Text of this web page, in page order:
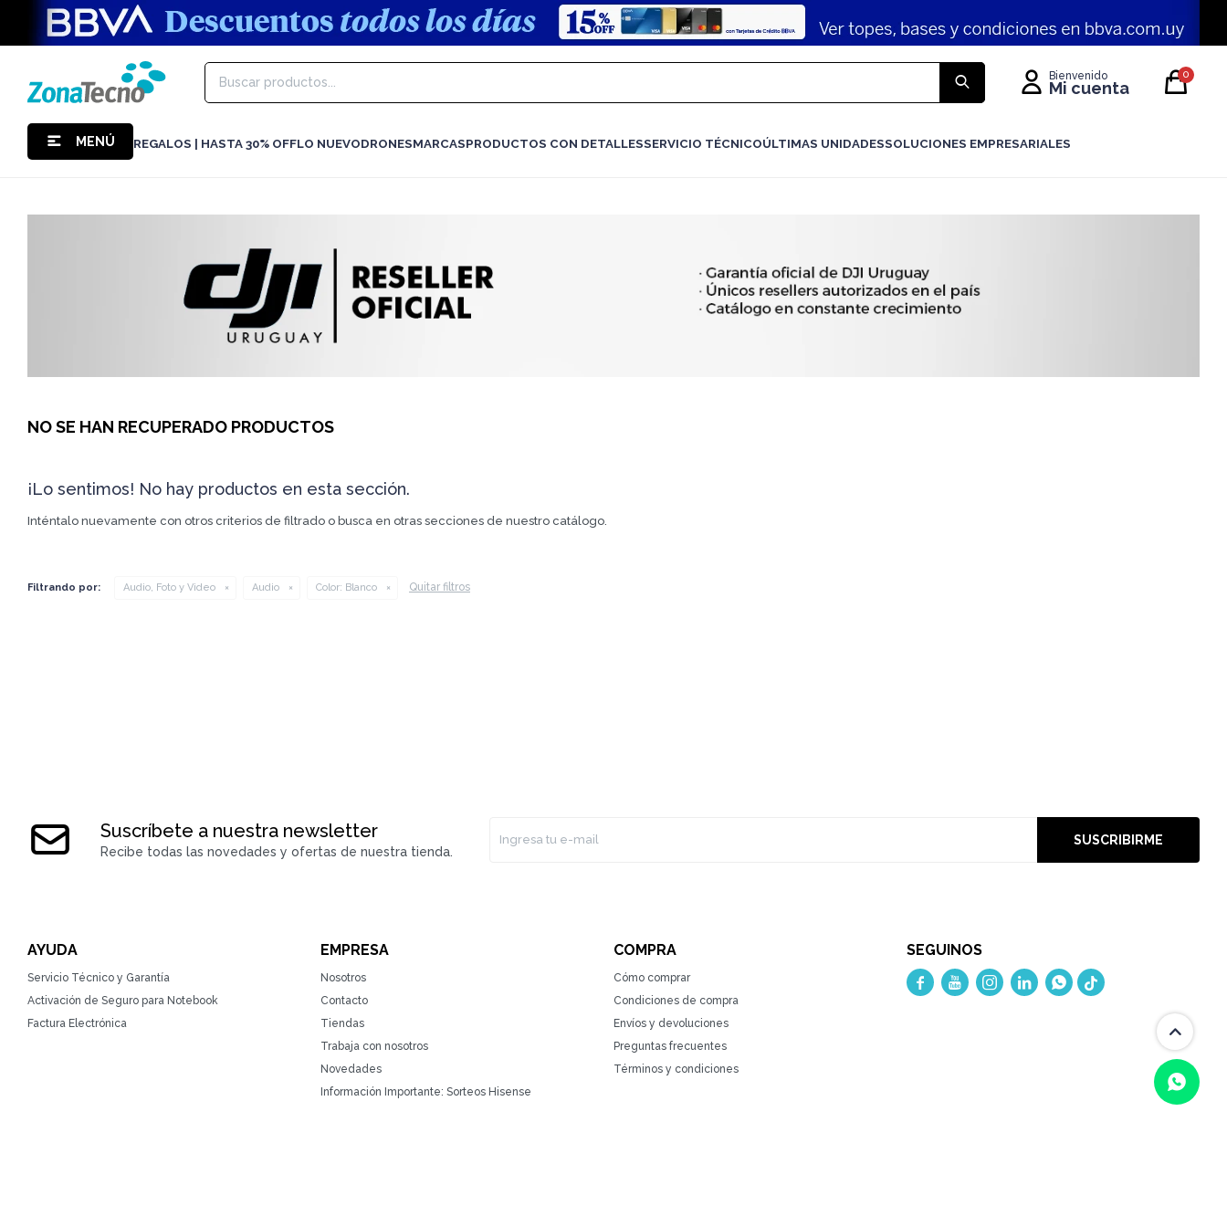
MENÚ REGALOS | HASTA 30% OFFLO NUEVODRONESMARCASPRODUCTOS CON DETALLESSERVICIO TÉCNICOÚLTIMAS UNIDADESSOLUCIONES EMPRESARIALES
0
NO SE HAN RECUPERADO PRODUCTOS
¡Lo sentimos! No hay productos en esta sección.
Inténtalo nuevamente con otros criterios de filtrado o busca en otras secciones de nuestro catálogo.
Filtrando por: Audio, Foto y Video Audio Color: Blanco Quitar filtros
Suscríbete a nuestra newsletter
Recibe todas las novedades y ofertas de nuestra tienda.
SUSCRIBIRME
AYUDA
Servicio Técnico y Garantía
Activación de Seguro para Notebook
Factura Electrónica
EMPRESA
Nosotros
Contacto
Tiendas
Trabaja con nosotros
Novedades
Información Importante: Sorteos Hisense
COMPRA
Cómo comprar
Condiciones de compra
Envíos y devoluciones
Preguntas frecuentes
Términos y condiciones
SEGUINOS
    